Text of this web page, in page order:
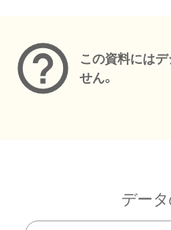
この資料には
せん。
デー